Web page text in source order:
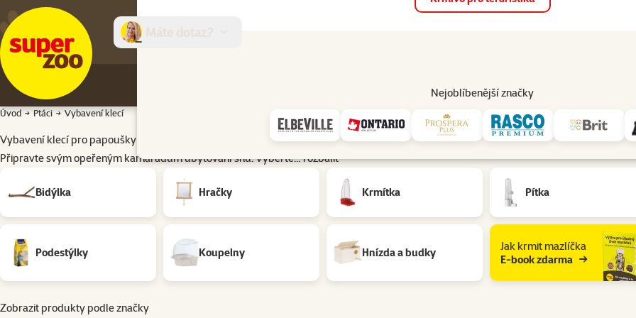
Nejoblíbenější značky
Prodejny Služby
Úvod Ptáci Vybavení klecí
Vybavení klecí pro papoušky
Připravte svým opeřeným kamarádům ubytování snů. Vyberte…rozbalit
Bidýlka
Hračky Krmítka Pítka
Podestýlky Koupelny Hnízda a budky
Jak krmit mazlíčka
E-book zdarma
Zobrazit produkty podle značky